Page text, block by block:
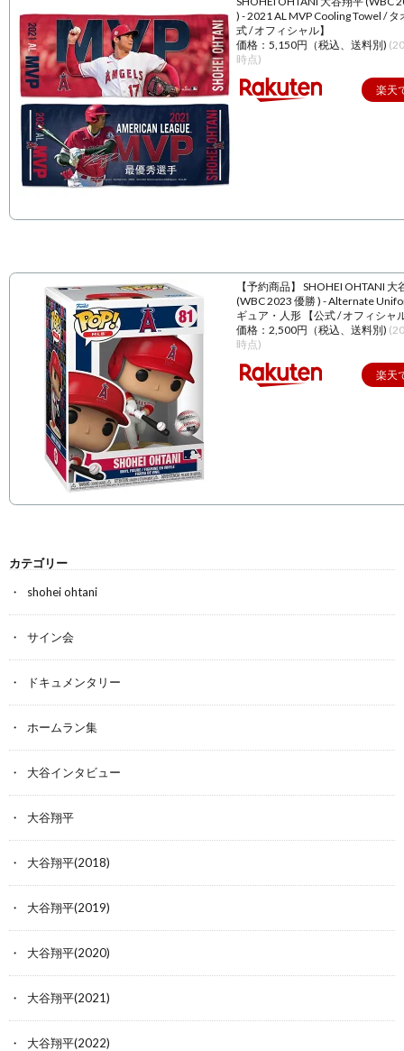
) - 2021 AL MVP Cooling Towel / タ
式 / オフィシャル】
価格：5,150円（税込、送料別)
時点)
楽天
【予約商品】 SHOHEI OHTANI 大
(WBC 2023 優勝 ) - Alternate
ギュア・人形 【公式 / オフィシャ
価格：2,500円（税込、送料別)
時点)
楽天
カテゴリー
shohei ohtani
サイン会
ドキュメンタリー
ホームラン集
大谷インタビュー
大谷翔平
大谷翔平(2018)
大谷翔平(2019)
大谷翔平(2020)
大谷翔平(2021)
大谷翔平(2022)